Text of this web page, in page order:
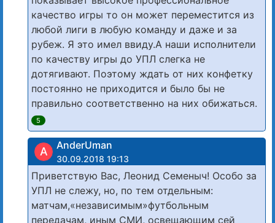
качество игры то он может переместится из
любой лиги в любую команду и даже и за
рубеж. Я это имел ввиду.А наши исполнители
по качеству игры до УПЛ слегка не
дотягивают. Поэтому ждать от них конфетку
постоянно не приходится и было бы не
правильно соответственно на них обижаться.
5
A AnderUman
30.09.2018 19:13
Приветствую Вас, Леонид Семеныч! Особо за
УПЛ не слежу, но, по тем отдельным:
матчам,«независимым»футбольным
передачам, иным СМИ, освещающим сей